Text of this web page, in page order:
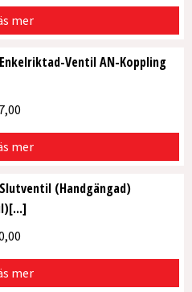
mer
Ventil AN-Koppling
mer
(Handgängad)
mer